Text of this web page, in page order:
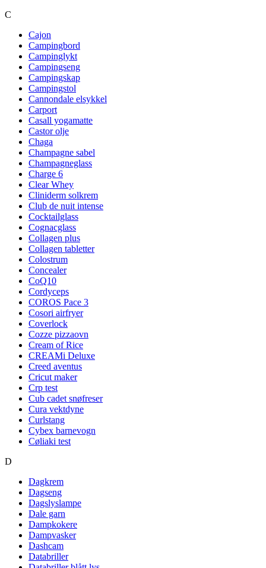
C
Cajon
Campingbord
Campinglykt
Campingseng
Campingskap
Campingstol
Cannondale elsykkel
Carport
Casall yogamatte
Castor olje
Chaga
Champagne sabel
Champagneglass
Charge 6
Clear Whey
Cliniderm solkrem
Club de nuit intense
Cocktailglass
Cognacglass
Collagen plus
Collagen tabletter
Colostrum
Concealer
CoQ10
Cordyceps
COROS Pace 3
Cosori airfryer
Coverlock
Cozze pizzaovn
Cream of Rice
CREAMi Deluxe
Creed aventus
Cricut maker
Crp test
Cub cadet snøfreser
Cura vektdyne
Curlstang
Cybex barnevogn
Cøliaki test
D
Dagkrem
Dagseng
Dagslyslampe
Dale garn
Dampkokere
Dampvasker
Dashcam
Databriller